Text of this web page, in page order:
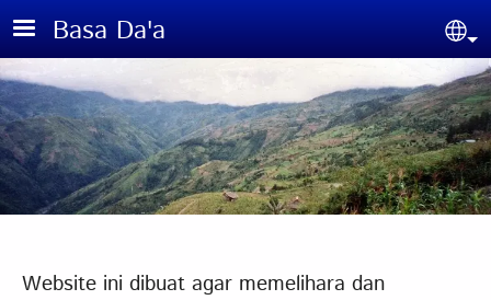
Skip to main content
Basa Da'a
Website ini dibuat agar memelihara dan